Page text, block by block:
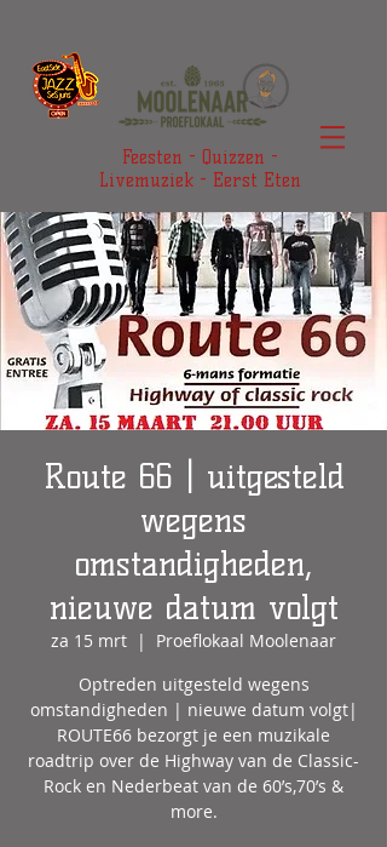
Feesten - Quizzen -
Livemuziek - Eerst Eten
Route 66 | uitgesteld
wegens
omstandigheden,
nieuwe datum volgt
za 15 mrt
  |
Proeflokaal Moolenaar
Optreden uitgesteld wegens
omstandigheden | nieuwe datum volgt|
ROUTE66 bezorgt je een muzikale
roadtrip over de Highway van de Classic-
Rock en Nederbeat van de 60’s,70’s &
more.